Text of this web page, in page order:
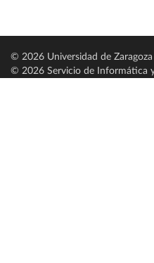
© 2026 Universidad de Zaragoza
© 2026 Servicio de Informática